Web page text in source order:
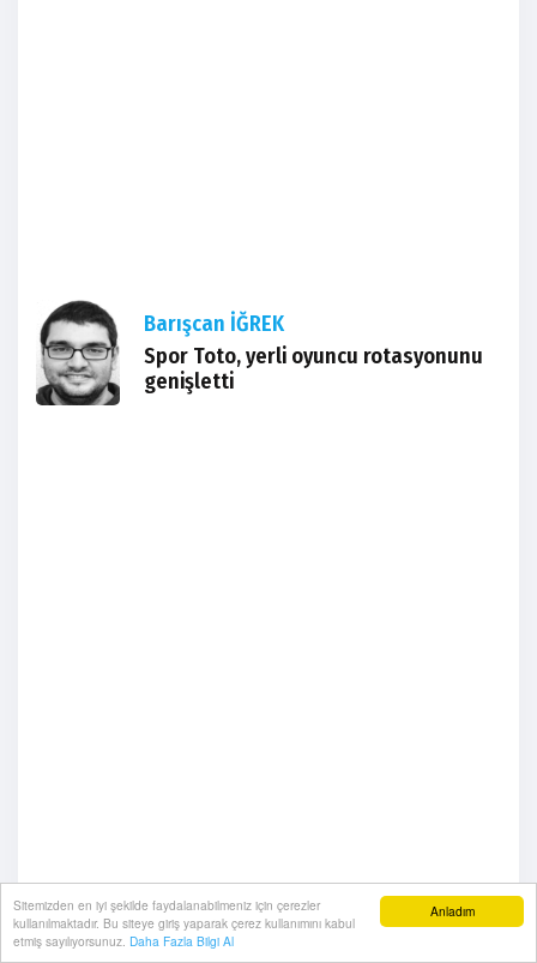
Anladım
Sitemizden en iyi şekilde faydalanabilmeniz için çerezler
kullanılmaktadır. Bu siteye giriş yaparak çerez kullanımını kabul
etmiş sayılıyorsunuz. Daha Fazla Bilgi Al
Barışcan İĞREK
Spor Toto, yerli oyuncu rotasyonunu
genişletti